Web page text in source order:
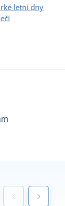
letní dny